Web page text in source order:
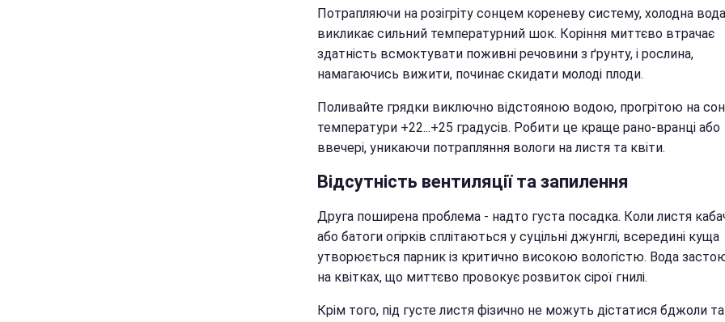
Потрапляючи на розігріту сонцем кореневу систему, холодна вода
викликає сильний температурний шок. Коріння миттєво втрачає
здатність всмоктувати поживні речовини з ґрунту, і рослина,
намагаючись вижити, починає скидати молоді плоди.
Поливайте грядки виключно відстояною водою, прогрітою на
температури +22...+25 градусів. Робити це краще рано-вранці або
ввечері, уникаючи потрапляння вологи на листя та квіти.
Відсутність вентиляції та запилення
Друга поширена проблема - надто густа посадка. Коли листя
або батоги огірків сплітаються у суцільні джунглі, всередині куща
утворюється парник із критично високою вологістю. Вода
на квітках, що миттєво провокує розвиток сірої гнилі.
Крім того, під густе листя фізично не можуть дістатися бджоли та